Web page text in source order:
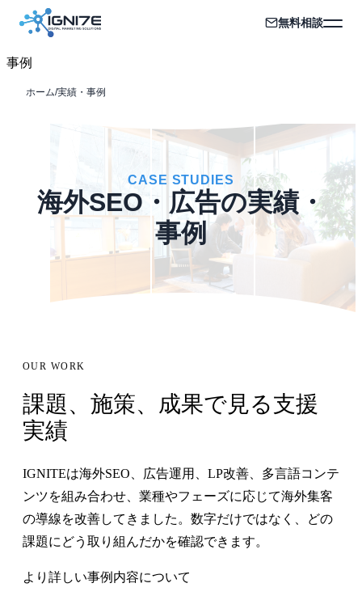
無料相談
事例
ホーム/実績・事例
CASE STUDIES
海外SEO・広告の実績・
事例
OUR WORK
課題、施策、成果で見る支援
実績
IGNITEは海外SEO、広告運用、LP改善、多言語コンテ
ンツを組み合わせ、業種やフェーズに応じて海外集客
の導線を改善してきました。数字だけではなく、どの
課題にどう取り組んだかを確認できます。
より詳しい事例内容について